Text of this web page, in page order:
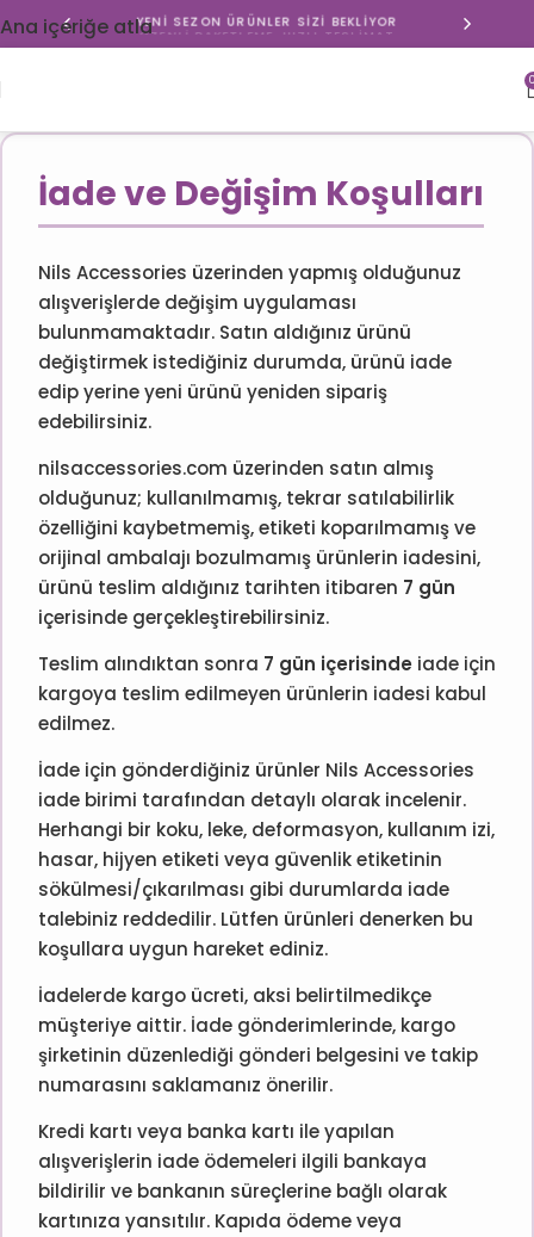
Ana içeriğe atla
YENI SEZON ÜRÜNLER SIZI BEKLIYOR
ÖZENLI PAKETLEME, HIZLI TESLIMAT
İade ve Değişim Koşulları
Nils Accessories üzerinden yapmış olduğunuz
alışverişlerde değişim uygulaması
bulunmamaktadır. Satın aldığınız ürünü
değiştirmek istediğiniz durumda, ürünü iade
edip yerine yeni ürünü yeniden sipariş
edebilirsiniz.
nilsaccessories.com üzerinden satın almış
olduğunuz; kullanılmamış, tekrar satılabilirlik
özelliğini kaybetmemiş, etiketi koparılmamış ve
orijinal ambalajı bozulmamış ürünlerin iadesini,
ürünü teslim aldığınız tarihten itibaren 7 gün
içerisinde gerçekleştirebilirsiniz.
Teslim alındıktan sonra 7 gün içerisinde iade için
kargoya teslim edilmeyen ürünlerin iadesi kabul
edilmez.
İade için gönderdiğiniz ürünler Nils Accessories
iade birimi tarafından detaylı olarak incelenir.
Herhangi bir koku, leke, deformasyon, kullanım izi,
hasar, hijyen etiketi veya güvenlik etiketinin
sökülmesi/çıkarılması gibi durumlarda iade
talebiniz reddedilir. Lütfen ürünleri denerken bu
koşullara uygun hareket ediniz.
İadelerde kargo ücreti, aksi belirtilmedikçe
müşteriye aittir. İade gönderimlerinde, kargo
şirketinin düzenlediği gönderi belgesini ve takip
numarasını saklamanız önerilir.
Kredi kartı veya banka kartı ile yapılan
alışverişlerin iade ödemeleri ilgili bankaya
bildirilir ve bankanın süreçlerine bağlı olarak
kartınıza yansıtılır. Kapıda ödeme veya